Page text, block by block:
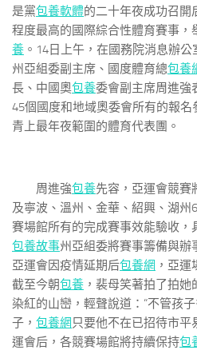
是黨包養軟體的二十年夜成功召開
程度最高的國際綜合性體育賽事，
養 。14日上午，在國務院消息辦
州亞組委副主席、國度體育總包養
長、中國奧包養委會副主席周進強
45個國度和地域奧委會所有的報
青上最年夜範圍的體育代表團。
周進強包養先容，亞運會競賽
及寧波、溫州、金華、紹興、湖
賽場館所有的完成賽事效能驗收，
包養故事州亞組委將賽事籌備與辦
亞運會因疫情延期后包養網 ，亞
截至今朝包養 ，裴母笑著拍了拍
染紅的山巒，輕聲說道：“不管孩
子， 包養網 只要他不在已招待市平
運會后，各競賽場館將持續保持包